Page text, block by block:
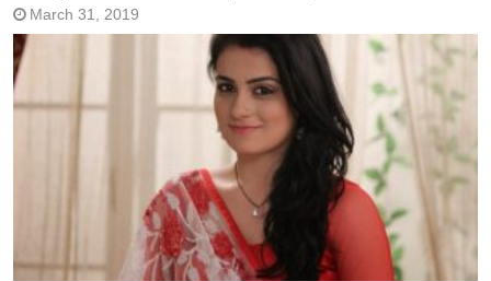
March 31, 2019